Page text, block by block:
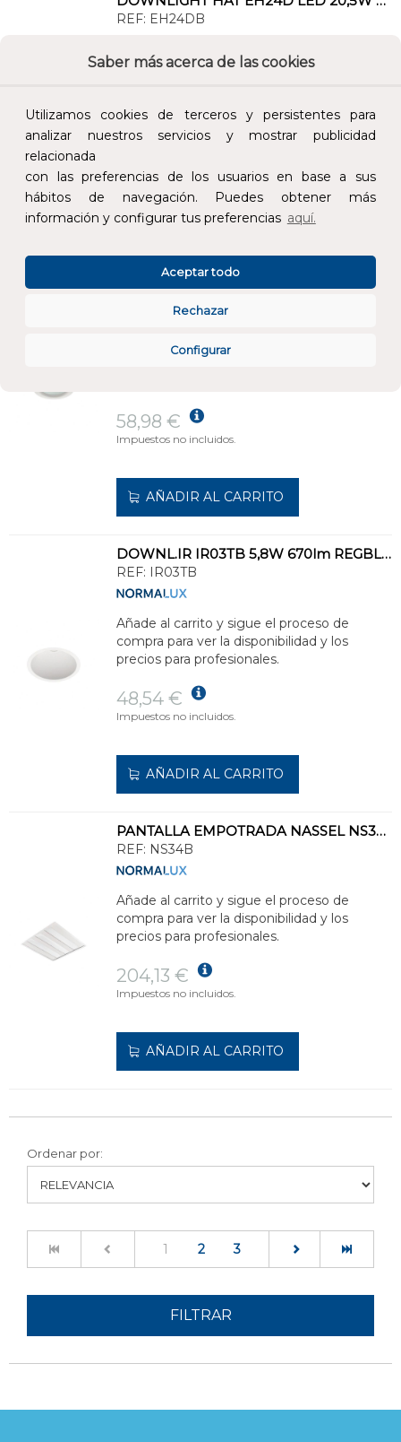
Saber más acerca de las cookies
Utilizamos cookies de terceros y persistentes para
analizar nuestros servicios y mostrar publicidad
relacionada
con las preferencias de los usuarios en base a sus
hábitos de navegación. Puedes obtener más
información y configurar tus preferencias aquí.
Configurar
Rechazar
Aceptar todo
REF: EH24DB
Añade al carrito y sigue el proceso de
precios para profesionales.
108,48 €
AÑADIR AL CARRITO
Añade al carrito y sigue el proceso de
58,98 €
Impuestos no incluidos.
AÑADIR AL CARRITO
DOWNL.IR IR03TB 5,8W 670lm REGBL.POR CT.FS.IP20-54 IK 04 HILO INCAND.850ºC 3000K
REF: IR03TB
Añade al carrito y sigue el proceso de
compra para ver la disponibilidad y los
precios para profesionales.
48,54 €
Impuestos no incluidos.
AÑADIR AL CARRITO
PANTALLA EMPOTRADA NASSEL NS34 LED 36W 5550lm 4000K BLANCO
REF: NS34B
Añade al carrito y sigue el proceso de
compra para ver la disponibilidad y los
precios para profesionales.
204,13 €
Impuestos no incluidos.
AÑADIR AL CARRITO
Ordenar por:
1 (current)
2 3
FILTRAR